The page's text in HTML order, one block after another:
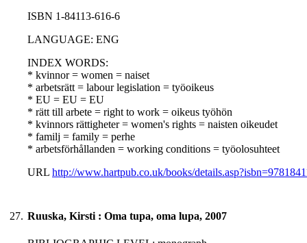
ISBN 1-84113-616-6
LANGUAGE: ENG
INDEX WORDS:
* kvinnor = women = naiset
* arbetsrätt = labour legislation = työoikeus
* EU = EU = EU
* rätt till arbete = right to work = oikeus työhön
* kvinnors rättigheter = women's rights = naisten oikeudet
* familj = family = perhe
* arbetsförhållanden = working conditions = työolosuhteet
URL http://www.hartpub.co.uk/books/
27. Ruuska, Kirsti : Oma tupa, oma lupa, 2007